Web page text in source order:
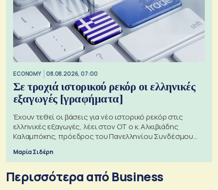
ECONOMY 08.08.2026, 07:00
Σε τροχιά ιστορικού ρεκόρ οι ελληνικές
εξαγωγές [γραφήματα]
Έχουν τεθεί οι βάσεις για νέο ιστορικό ρεκόρ στις
ελληνικές εξαγωγές, λέει στον ΟΤ ο κ. Αλκιβιάδης
Καλαμπόκης, πρόεδρος του Πανελληνίου Συνδέσμου
Μαρία Σιδέρη
Περισσότερα από Business